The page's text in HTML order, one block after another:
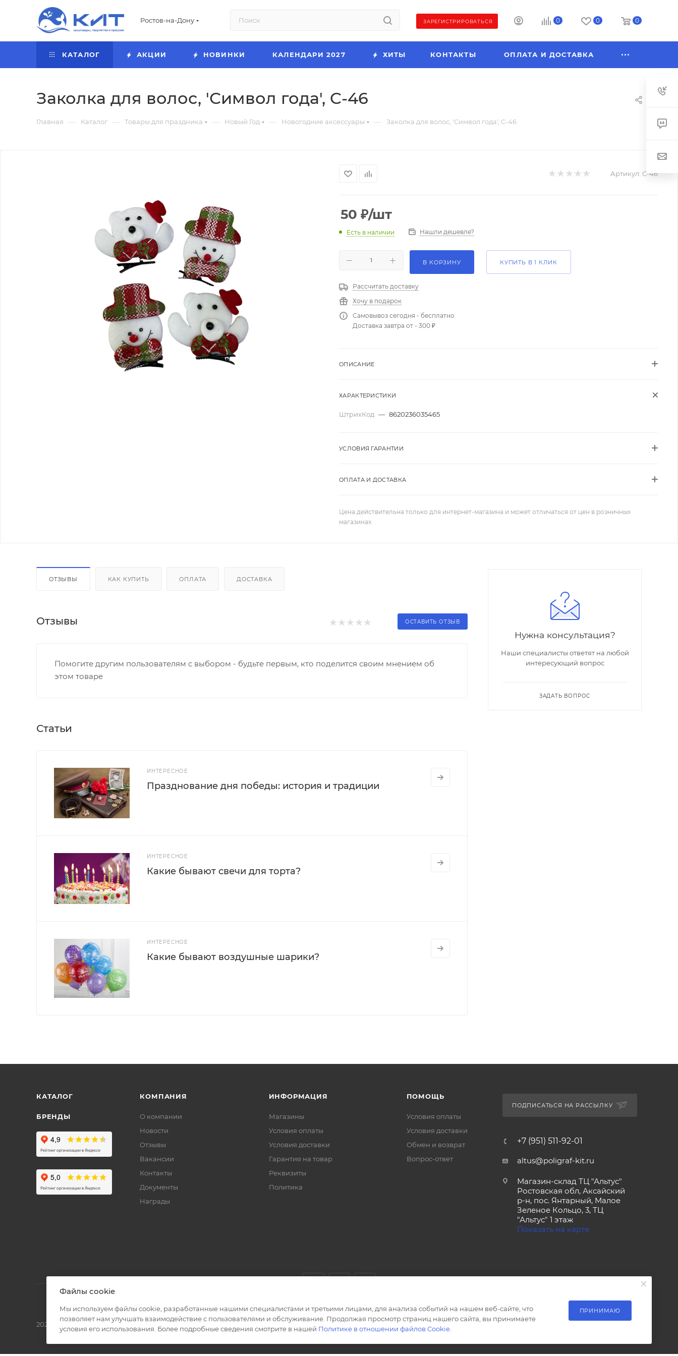
Ростов-на-Дону ЗАРЕГИСТРИРОВАТЬСЯ 0 0 0
КАТАЛОГ АКЦИИ НОВИНКИ КАЛЕНДАРИ 2027 ХИТЫ КОНТАКТЫ ОПЛАТА И ДОСТАВКА
Заколка для волос, 'Символ года', C-46
Главная — Каталог — Товары для праздника — Новый Год — Новогодние аксессуары — Заколка для волос, 'Символ года', C-46
Артикул: C-46
50 ₽/шт
Есть в наличии Нашли дешевле?
В КОРЗИНУ КУПИТЬ В 1 КЛИК
Рассчитать доставку
Хочу в подарок
Самовывоз сегодня - бесплатно
Доставка завтра от - 300 ₽
ОПИСАНИЕ
ХАРАКТЕРИСТИКИ
ШтрихКод — 8620236035465
УСЛОВИЯ ГАРАНТИИ
ОПЛАТА И ДОСТАВКА
Цена действительна только для интернет-магазина и может отличаться от цен в розничных
магазинах
ОТЗЫВЫ КАК КУПИТЬ ОПЛАТА ДОСТАВКА
Отзывы ОСТАВИТЬ ОТЗЫВ
Помогите другим пользователям с выбором - будьте первым, кто поделится своим мнением об
этом товаре
Статьи
ИНТЕРЕСНОЕ
Празднование дня победы: история и традиции
ИНТЕРЕСНОЕ
Какие бывают свечи для торта?
ИНТЕРЕСНОЕ
Какие бывают воздушные шарики?
Нужна консультация?
Наши специалисты ответят на любой
интересующий вопрос
ЗАДАТЬ ВОПРОС
КАТАЛОГ
БРЕНДЫ
КОМПАНИЯ
О компании
Новости
Отзывы
Вакансии
Контакты
Документы
Награды
ИНФОРМАЦИЯ
Магазины
Условия оплаты
Условия доставки
Гарантия на товар
Реквизиты
Политика
ПОМОЩЬ
Условия оплаты
Условия доставки
Обмен и возврат
Вопрос-ответ
ПОДПИСАТЬСЯ НА РАССЫЛКУ
+7 (951) 511-92-01
altus@poligraf-kit.ru
Магазин-склад ТЦ "Альтус"
Ростовская обл, Аксайский
р-н, пос. Янтарный, Малое
Зеленое Кольцо, 3, ТЦ
"Альтус" 1 этаж
Показать на карте
2026 © Полиграф кит - интернет-магазин
Файлы cookie
Мы используем файлы cookie, разработанные нашими специалистами и третьими лицами, для анализа событий на нашем веб-сайте, что
позволяет нам улучшать взаимодействие с пользователями и обслуживание. Продолжая просмотр страниц нашего сайта, вы принимаете
условия его использования. Более подробные сведения смотрите в нашей Политике в отношении файлов Cookie
ПРИНИМАЮ